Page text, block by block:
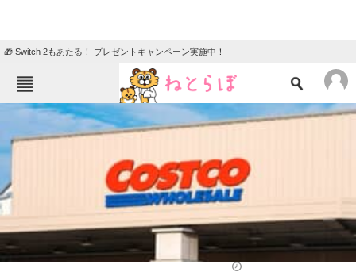
🎁 Switch 2もあたる！ プレゼントキャンペーン実施中！
ねとらぼメニュー
ニュース
クイズ
グルメ 地域
教育・育児
動物